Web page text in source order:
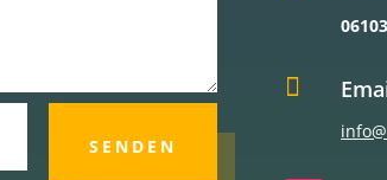
SENDEN
